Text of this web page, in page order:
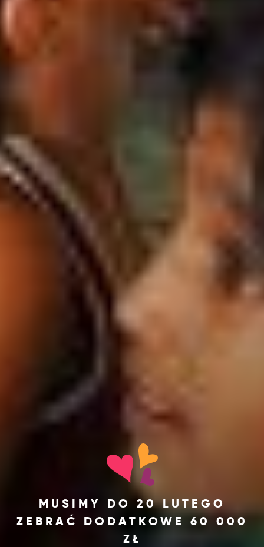
MUSIMY DO 20 LUTEGO
ZEBRAĆ DODATKOWE 60 000
ZŁ